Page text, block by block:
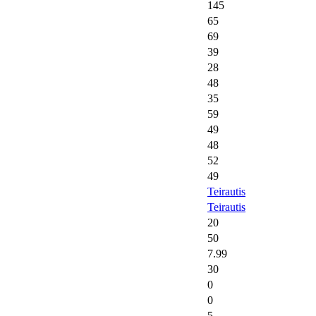
145
65
69
39
28
48
35
59
49
48
52
49
Teirautis
Teirautis
20
50
7.99
30
0
0